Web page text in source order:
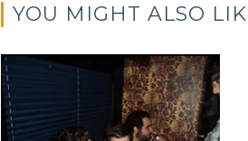
YOU MIGHT ALSO